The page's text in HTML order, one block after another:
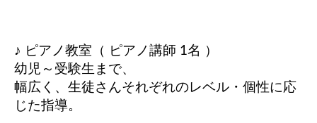
♪ ピアノ教室（ ピアノ講師 1名 ）
幼児～受験生まで、
幅広く、生徒さんそれぞれのレベル・個性に応
じた指導。